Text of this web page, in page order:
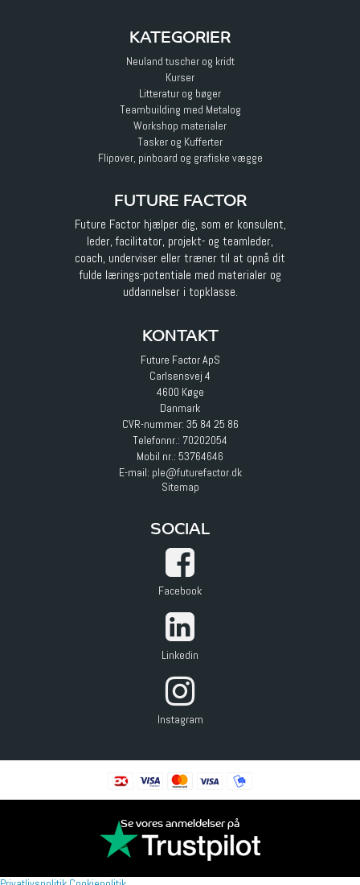
KATEGORIER
Neuland tuscher og kridt
Kurser
Litteratur og bøger
Teambuilding med Metalog
Workshop materialer
Tasker og Kufferter
Flipover, pinboard og grafiske vægge
FUTURE FACTOR
Future Factor hjælper dig, som er konsulent,
leder, facilitator, projekt- og teamleder,
coach, underviser eller træner til at opnå dit
fulde lærings-potentiale med materialer og
uddannelser i topklasse.
KONTAKT
Future Factor ApS
Carlsensvej 4
4600 Køge
Danmark
CVR-nummer: 35 84 25 86
Telefonnr.: 70202054
Mobil nr.: 53764646
E-mail: ple@futurefactor.dk
Sitemap
SOCIAL
Facebook
Linkedin
Instagram
Se vores anmeldelser på